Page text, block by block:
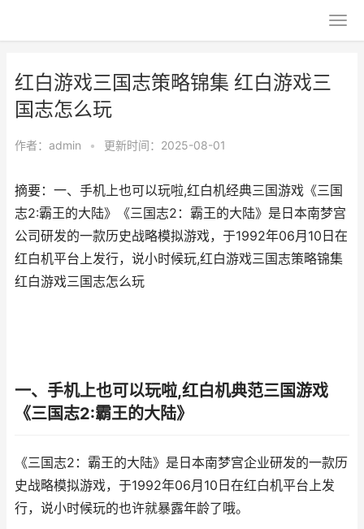
红白游戏三国志策略锦集 红白游戏三
国志怎么玩
作者： admin • 更新时间：2025-08-01
摘要：一、手机上也可以玩啦,红白机经典三国游戏《三国
志2:霸王的大陆》《三国志2：霸王的大陆》是日本南梦宫
公司研发的一款历史战略模拟游戏，于1992年06月10日在
红白机平台上发行，说小时候玩,红白游戏三国志策略锦集
红白游戏三国志怎么玩
一、手机上也可以玩啦,红白机典范三国游戏
《三国志2:霸王的大陆》
《三国志2：霸王的大陆》是日本南梦宫企业研发的一款历
史战略模拟游戏，于1992年06月10日在红白机平台上发
行，说小时候玩的也许就暴露年龄了哦。